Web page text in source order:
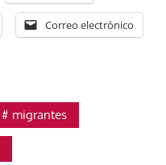
Correo electrónico
migrantes